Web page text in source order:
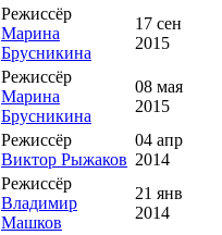
Режиссёр
Марина
Брусникина
17 сен
2015
Режиссёр
Марина
Брусникина
08 мая
2015
Режиссёр
Виктор Рыжаков
04 апр
2014
Режиссёр
Владимир
Машков
21 янв
2014